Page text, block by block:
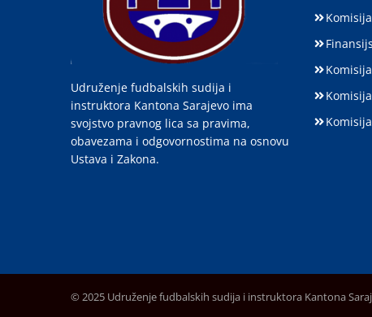
Udruženje fudbalskih sudija i
instruktora Kantona Sarajevo ima
svojstvo pravnog lica sa pravima,
obavezama i odgovornostima na osnovu
Ustava i Zakona.
© 2025 Udruženje fudbalskih sudija i instruktora Kantona